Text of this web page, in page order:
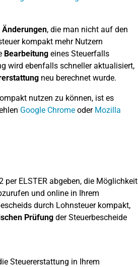
, die man nicht auf den
kompakt mehr Nutzern
Bearbeitung eines Steuerfalls
wird ebenfalls schneller aktualisiert,
neu berechnet wurde.
nutzen zu können, ist es
Google Chrome oder Mozilla
ELSTER abgeben, die Möglichkeit
und online in Ihrem
durch Lohnsteuer kompakt,
Prüfung der Steuerbescheide
Steuererstattung in Ihrem